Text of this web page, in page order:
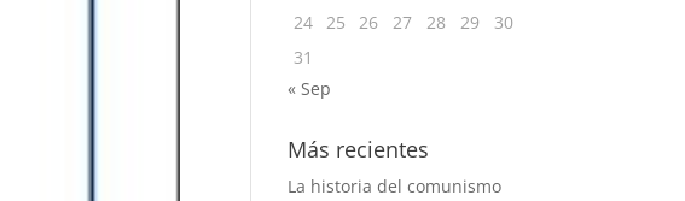
24 25 26 27 28 29
30
31
« Sep
Más recientes
La historia del comunismo